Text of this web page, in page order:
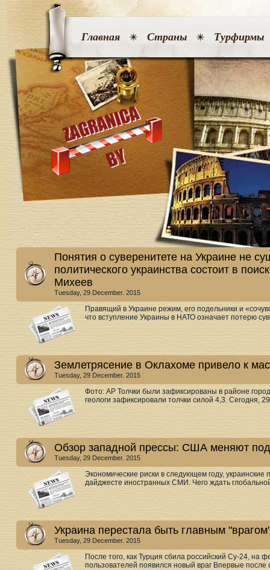
Главная Страны Турфирмы
Понятия о суверенитете на Украине не
политического украинства состоит в
Михеев
Tuesday, 29 December. 2015
Правящий в Украине режим, его подельники и
что вступление Украины в НАТО означает потерю
Землетрясение в Оклахоме привело к
Tuesday, 29 December. 2015
Фото: AP Толчки были зафиксированы в районе
геологи зафиксировали толчки силой 4,3. Сегодня,
Обзор западной прессы: США меняют
Tuesday, 29 December. 2015
Экономические риски в следующем году,
дайджесте иностранных СМИ. Чего ждать
Украина перестала быть главным
Tuesday, 29 December. 2015
После того, как Турция сбила российский Су-24, на
пользователей появился новый враг Впервые